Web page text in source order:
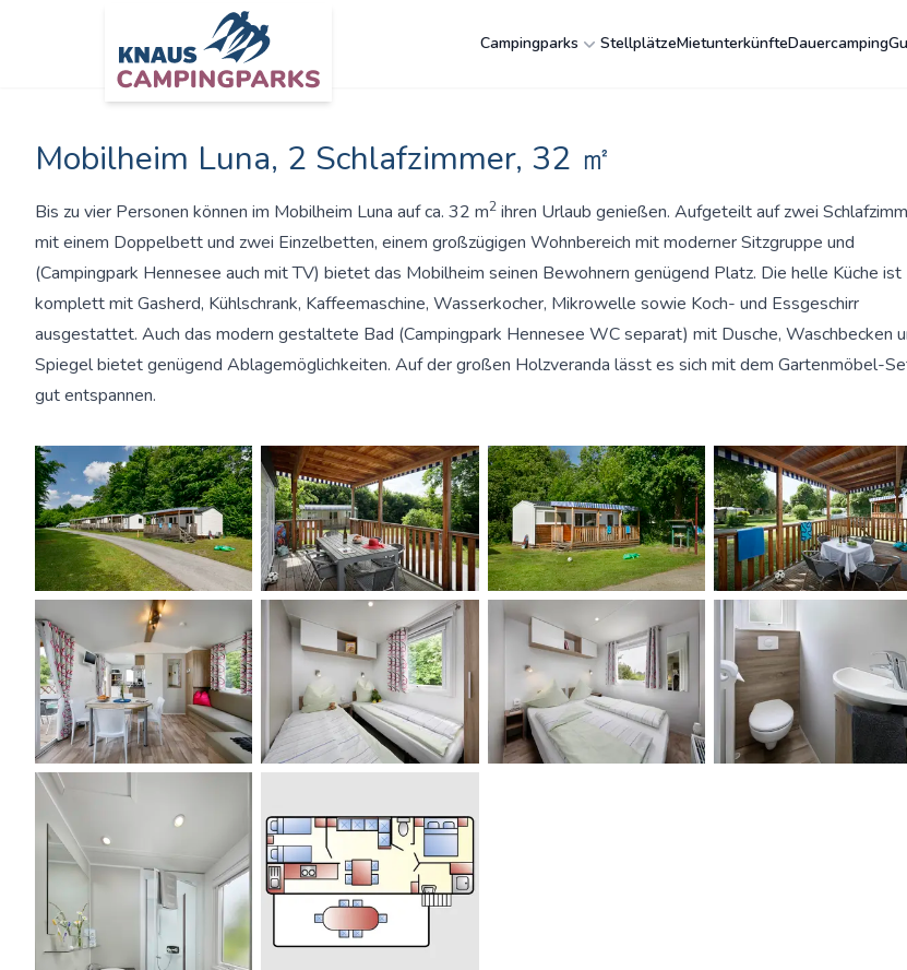
Zum Hauptinhalt springen
Campingparks StellplätzeMietunterkünfteDauercamping
Mobilheim Luna, 2 Schlafzimmer, 32 ㎡
Bis zu vier Personen können im Mobilheim Luna auf ca. 32 m2 ihren Urlaub genießen. Aufgeteilt auf zwei
mit einem Doppelbett und zwei Einzelbetten, einem großzügigen Wohnbereich mit moderner Sitzgruppe und
(Campingpark Hennesee auch mit TV) bietet das Mobilheim seinen Bewohnern genügend Platz. Die helle Küche ist
komplett mit Gasherd, Kühlschrank, Kaffeemaschine, Wasserkocher, Mikrowelle sowie Koch- und Essgeschirr
ausgestattet. Auch das modern gestaltete Bad (Campingpark Hennesee WC separat) mit Dusche, Waschbecken
Spiegel bietet genügend Ablagemöglichkeiten. Auf der großen Holzveranda lässt es sich mit dem Gartenmöbel-
gut entspannen.
Hennesee Hennesee Lübben Ausblick Lübben
Beispiel Küche &
Wohnbereich